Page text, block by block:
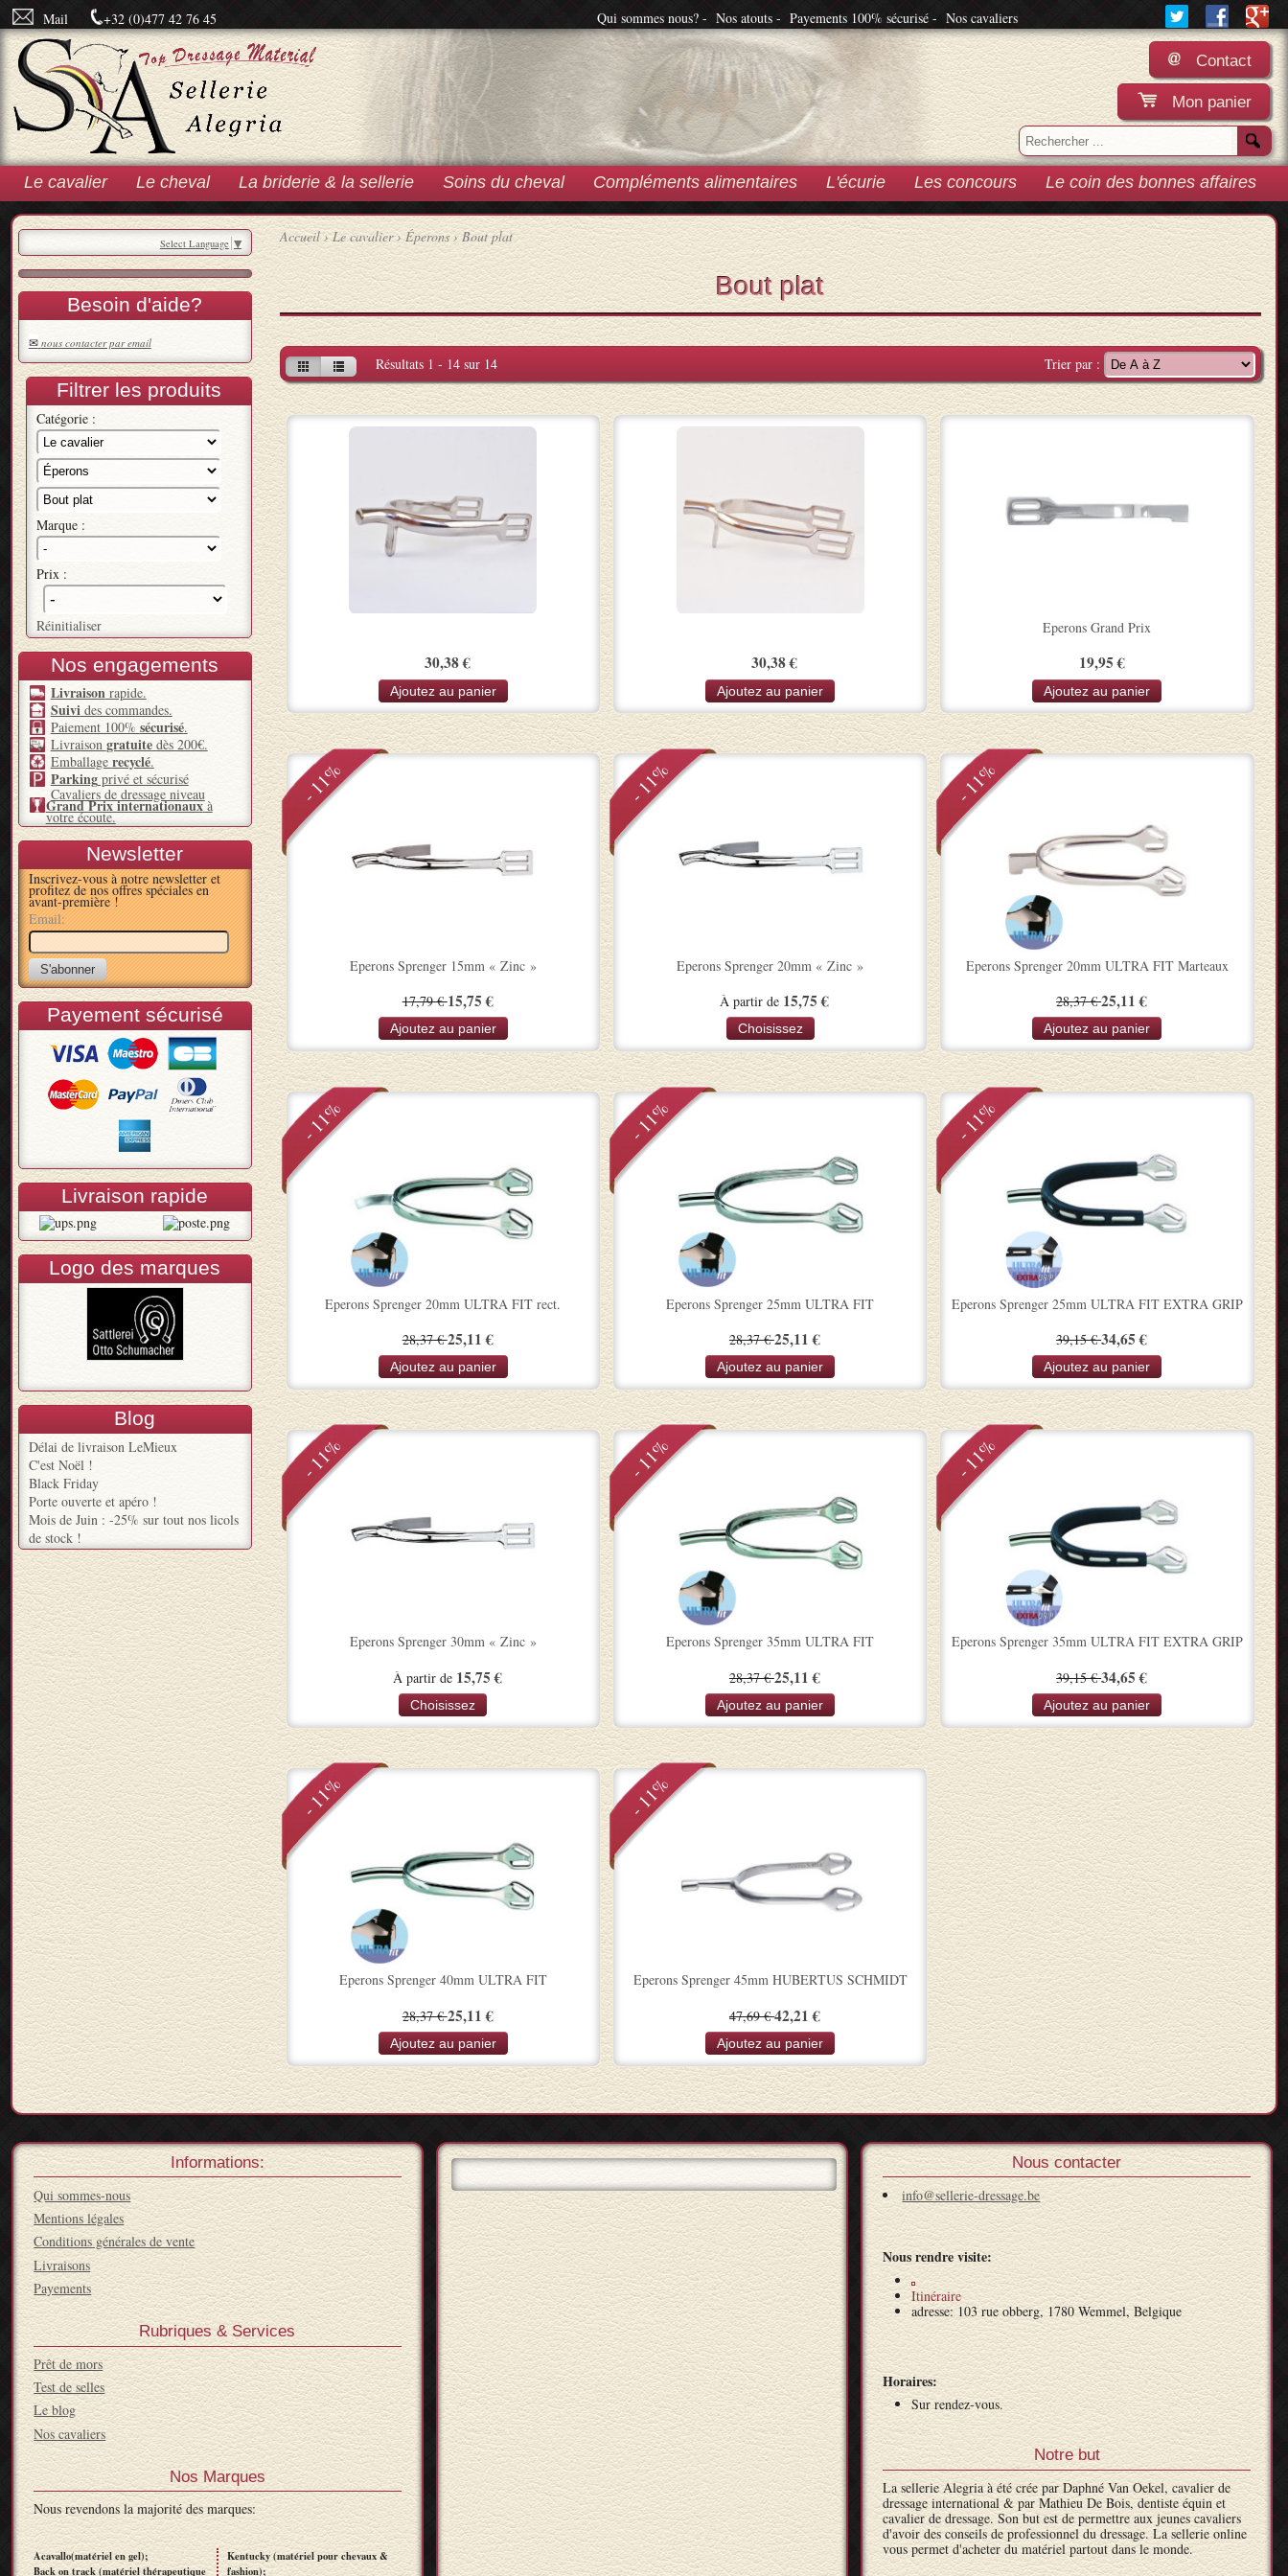
Mail +32 (0)477 42 76 45 Qui sommes nous? - Nos atouts - Payements 100% sécurisé - Nos cavaliers
Contact
Mon panier
Le cavalier Le cheval La briderie & la sellerie Soins du cheval Compléments alimentaires L'écurie Les concours Le coin des bonnes affaires
Accueil›Le cavalier›Éperons›Bout plat
Bout plat
Résultats 1 - 14 sur 14 Trier par :
30,38 €
Ajoutez au panier
30,38 €
Ajoutez au panier
Eperons Grand Prix
19,95 €
Ajoutez au panier
- 11%
Eperons Sprenger 15mm « Zinc »
17,79 €15,75 €
Ajoutez au panier
- 11%
Eperons Sprenger 20mm « Zinc »
À partir de 15,75 €
Choisissez
- 11%
Eperons Sprenger 20mm ULTRA FIT Marteaux
28,37 €25,11 €
Ajoutez au panier
- 11%
Eperons Sprenger 20mm ULTRA FIT rect.
28,37 €25,11 €
Ajoutez au panier
- 11%
Eperons Sprenger 25mm ULTRA FIT
28,37 €25,11 €
Ajoutez au panier
- 11%
Eperons Sprenger 25mm ULTRA FIT EXTRA GRIP
39,15 €34,65 €
Ajoutez au panier
- 11%
Eperons Sprenger 30mm « Zinc »
À partir de 15,75 €
Choisissez
- 11%
Eperons Sprenger 35mm ULTRA FIT
28,37 €25,11 €
Ajoutez au panier
- 11%
Eperons Sprenger 35mm ULTRA FIT EXTRA GRIP
39,15 €34,65 €
Ajoutez au panier
- 11%
Eperons Sprenger 40mm ULTRA FIT
28,37 €25,11 €
Ajoutez au panier
- 11%
Eperons Sprenger 45mm HUBERTUS SCHMIDT
47,69 €42,21 €
Ajoutez au panier
Select Language ▼
Besoin d'aide?
✉ nous contacter par email
Filtrer les produits
Catégorie :
Marque :
Prix :
Réinitialiser
Nos engagements
Livraison rapide.
Suivi des commandes.
Paiement 100% sécurisé.
Livraison gratuitedès 200€.
Emballage recyclé.
Parkingprivé et sécurisé
Cavaliers de dressage niveau
Grand Prix internationauxà
votre écoute.
Newsletter
Inscrivez-vous à notre newsletter et
profitez de nos offres spéciales en
avant-première !
Email:
Payement sécurisé
Livraison rapide
Logo des marques
Blog
Délai de livraison LeMieux
C'est Noël !
Black Friday
Porte ouverte et apéro !
Mois de Juin : -25% sur tout nos licols
de stock !
Informations:
Qui sommes-nous
Mentions légales
Conditions générales de vente
Livraisons
Payements
Rubriques & Services
Prêt de mors
Test de selles
Le blog
Nos cavaliers
Nos Marques
Nous revendons la majorité des marques:
Acavallo(matériel en gel);
Back on track (matériel thérapeutique
Kentucky (matériel pour chevaux &
fashion);
Nous contacter
info@sellerie-dressage.be
Nous rendre visite:
Itinéraire
adresse: 103 rue obberg, 1780 Wemmel, Belgique
Horaires:
Sur rendez-vous.
Notre but
La sellerie Alegria à été crée par Daphné Van Oekel, cavalier de
dressage international & par Mathieu De Bois, dentiste équin et
cavalier de dressage. Son but est de permettre aux jeunes cavaliers
d'avoir des conseils de professionnel du dressage. La sellerie online
vous permet d'acheter du matériel partout dans le monde.